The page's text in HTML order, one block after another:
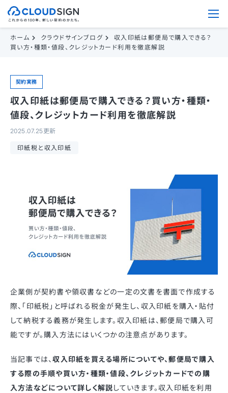
ホーム クラウドサインブログ
収入印紙は郵便局で購入できる？
買い方・種類・値段、クレジットカード利用を徹底解説
契約実務
収入印紙は郵便局で購入できる？買い方・種類・
値段、クレジットカード利用を徹底解説
2025.07.25更新
印紙税と収入印紙
企業側が契約書や領収書などの一定の文書を書面で作成する
際、「印紙税」と呼ばれる税金が発生し、収入印紙を購入・貼付
して納税する義務が発生します。収入印紙は、郵便局で購入可
能ですが。購入方法にはいくつかの注意点があります。
当記事では、収入印紙を買える場所についてや、郵便局で購入
する際の手順や買い方・種類・値段、クレジットカードでの購
入方法などについて詳しく解説していきます。収入印紙を利用